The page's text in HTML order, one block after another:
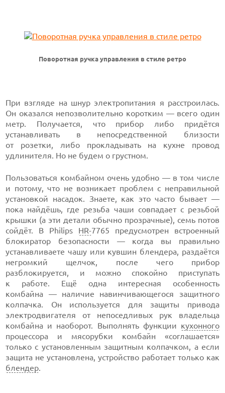
Поворотная ручка управления в стиле ретро
При взгляде на шнур электропитания я расстроилась.
Он оказался непозволительно коротким — всего один
метр. Получается, что прибор либо придётся
устанавливать в непосредственной близости
от розетки, либо прокладывать на кухне провод
удлинителя. Но не будем о грустном.
Пользоваться комбайном очень удобно — в том числе
и потому, что не возникает проблем с неправильной
установкой насадок. Знаете, как это часто бывает —
пока найдёшь, где резьба чаши совпадает с резьбой
крышки (а эти детали обычно прозрачные), семь потов
сойдёт. В Philips HR-7765 предусмотрен встроенный
блокиратор безопасности — когда вы правильно
устанавливаете чашу или кувшин блендера, раздаётся
негромкий щелчок, после чего прибор
разблокируется, и можно спокойно приступать
к работе. Ещё одна интересная особенность
комбайна — наличие навинчивающегося защитного
колпачка. Он используется для защиты привода
электродвигателя от непоседливых рук владельца
комбайна и наоборот. Выполнять функции кухонного
процессора и мясорубки комбайн «соглашается»
только с установленным защитным колпачком, а если
защита не установлена, устройство работает только как
блендер.